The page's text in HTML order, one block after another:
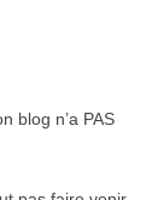
blog n’a PAS